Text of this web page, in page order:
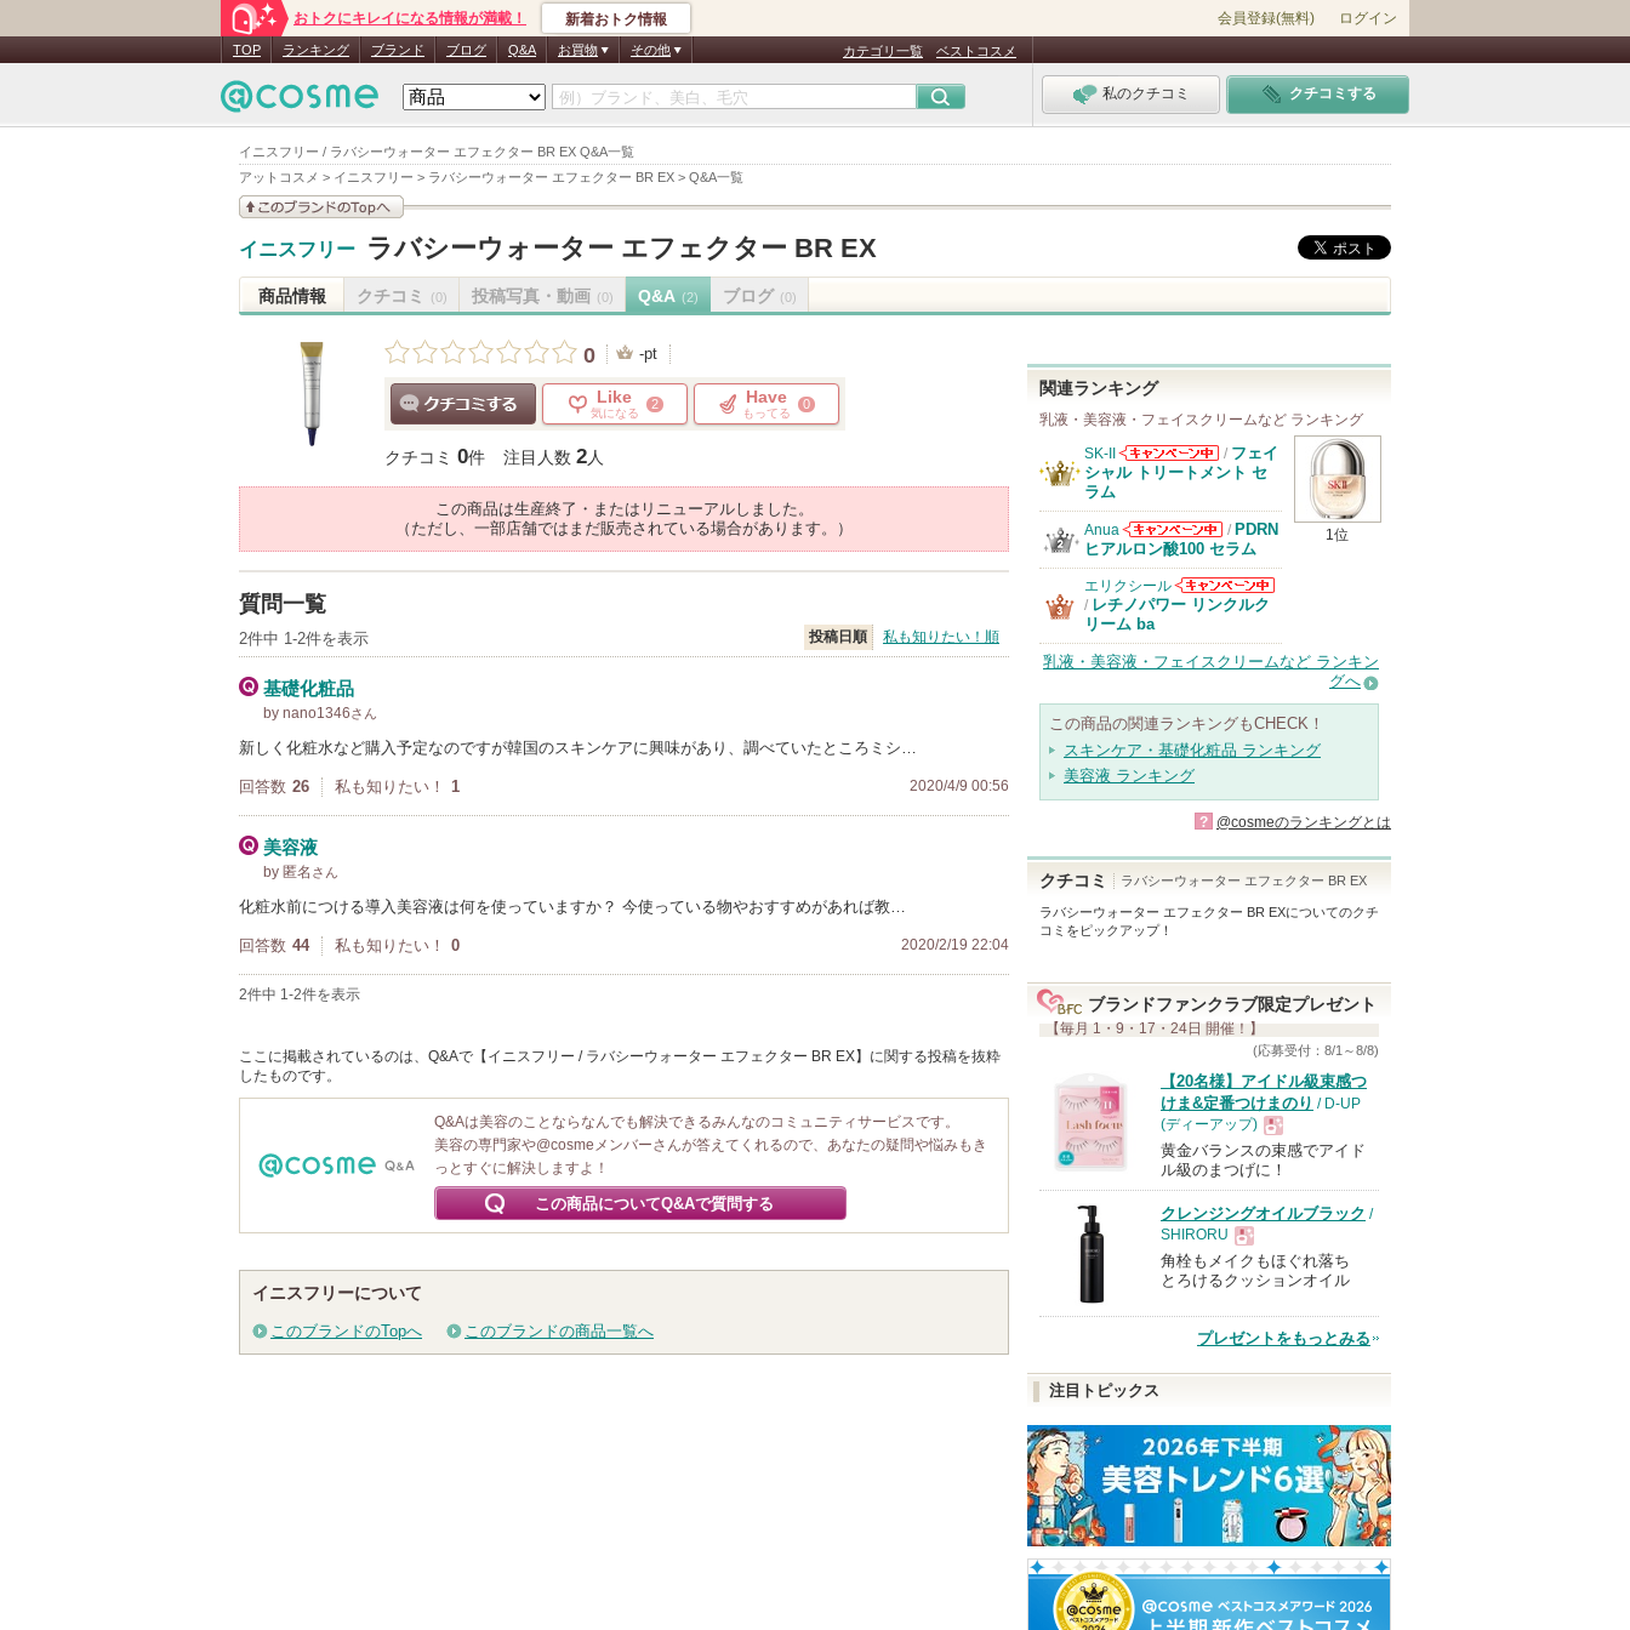
イニスフリー / ラバシーウォーター エフェクター BR EX Q&A一覧
アットコスメ > イニスフリー > ラバシーウォーター エフェクター BR EX > Q&A一覧
おトクにキレイになる情報が満載！ 新着おトク情報 会員登録(無料) ログイン
TOP ランキング ブランド ブログ Q&A お買物 その他 カテゴリ一覧 ベストコスメ
私のクチコミ クチコミする
このブランドの情報を
イニスフリー ラバシーウォーター エフェクター BR EX
商品情報 クチコミ (0) 投稿写真・動画 (0) Q&A (2) ブログ (0)
0 -pt
Like
気になる
2 Have
もってる
0
クチコミ 0件 注目人数 2人
この商品は生産終了・またはリニューアルしました。
（ただし、一部店舗ではまだ販売されている場合があります。）
質問一覧
2件中 1-2件を表示 投稿日順 私も知りたい！順
基礎化粧品
by nano1346さん
新しく化粧水など購入予定なのですが韓国のスキンケアに興味があり、調べていたところミシ…
回答数 26 私も知りたい！ 1 2020/4/9 00:56
美容液
by 匿名 さん
化粧水前につける導入美容液は何を使っていますか？ 今使っている物やおすすめがあれば教…
回答数 44 私も知りたい！ 0 2020/2/19 22:04
2件中 1-2件を表示
ここに掲載されているのは、Q&Aで【イニスフリー / ラバシーウォーター エフェクター BR EX】に関する投稿を抜粋
したものです。
Q&Aは美容のことならなんでも解決できるみんなのコミュニティサービスです。
美容の専門家や@cosmeメンバーさんが答えてくれるので、あなたの疑問や悩みもき
っとすぐに解決しますよ！
この商品についてQ&Aで質問する
イニスフリーについて
このブランドのTopへ このブランドの商品一覧へ
関連ランキング
乳液・美容液・フェイスクリームなど ランキング
1位
SK-II
SK-IIからのお
/ フェイ
シャル トリートメント セ
ラム
Anua
Anuaからのお
知らせがありま
す
/ PDRN
ヒアルロン酸100 セラム
エリクシール
エリクシールか
/ レチノパワー リンクルク
リーム ba
乳液・美容液・フェイスクリームなど ランキン
グへ
この商品の関連ランキングもCHECK！
スキンケア・基礎化粧品 ランキング
美容液 ランキング
? @cosmeのランキングとは
クチコミ ラバシーウォーター エフェクター BR EX
ラバシーウォーター エフェクター BR EXについてのクチ
コミをピックアップ！
ブランドファンクラブ限定プレゼント
【毎月 1・9・17・24日 開催！】
(応募受付：8/1～8/8)
【20名様】アイドル級束感つ
けま&定番つけまのり / D-UP
(ディーアップ)
現
品
黄金バランスの束感でアイド
ル級のまつげに！
クレンジングオイルブラック /
SHIRORU
現
品
角栓もメイクもほぐれ落ち
とろけるクッションオイル
プレゼントをもっとみる
注目トピックス